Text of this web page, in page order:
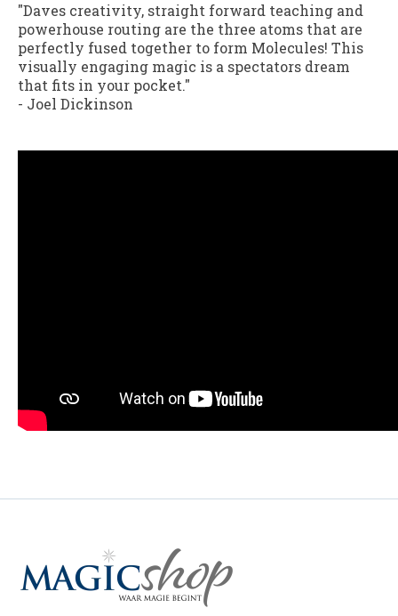
"Daves creativity, straight forward teaching and
powerhouse routing are the three atoms that are
perfectly fused together to form Molecules! This
visually engaging magic is a spectators dream
that fits in your pocket."
- Joel Dickinson